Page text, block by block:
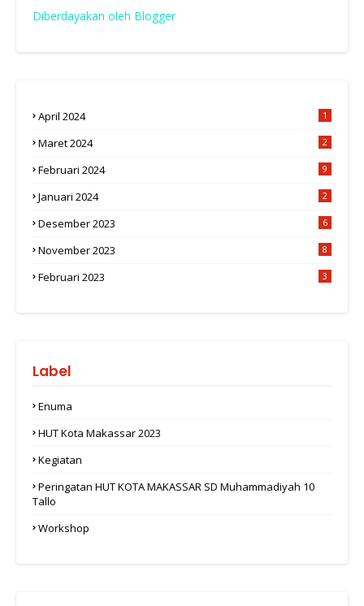
Diberdayakan oleh Blogger
April 2024 1
Maret 2024 2
Februari 2024 9
Januari 2024 2
Desember 2023 6
November 2023 8
Februari 2023 3
Label
Enuma
HUT Kota Makassar 2023
Kegiatan
Peringatan HUT KOTA MAKASSAR SD Muhammadiyah 10
Tallo
Workshop